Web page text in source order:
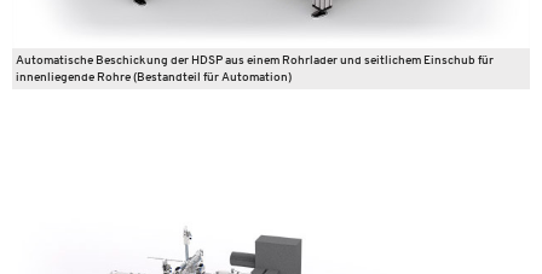
Automatische Beschickung der HDSP aus einem Rohrlader und seitlichem Einschub für
innenliegende Rohre (Bestandteil für Automation)